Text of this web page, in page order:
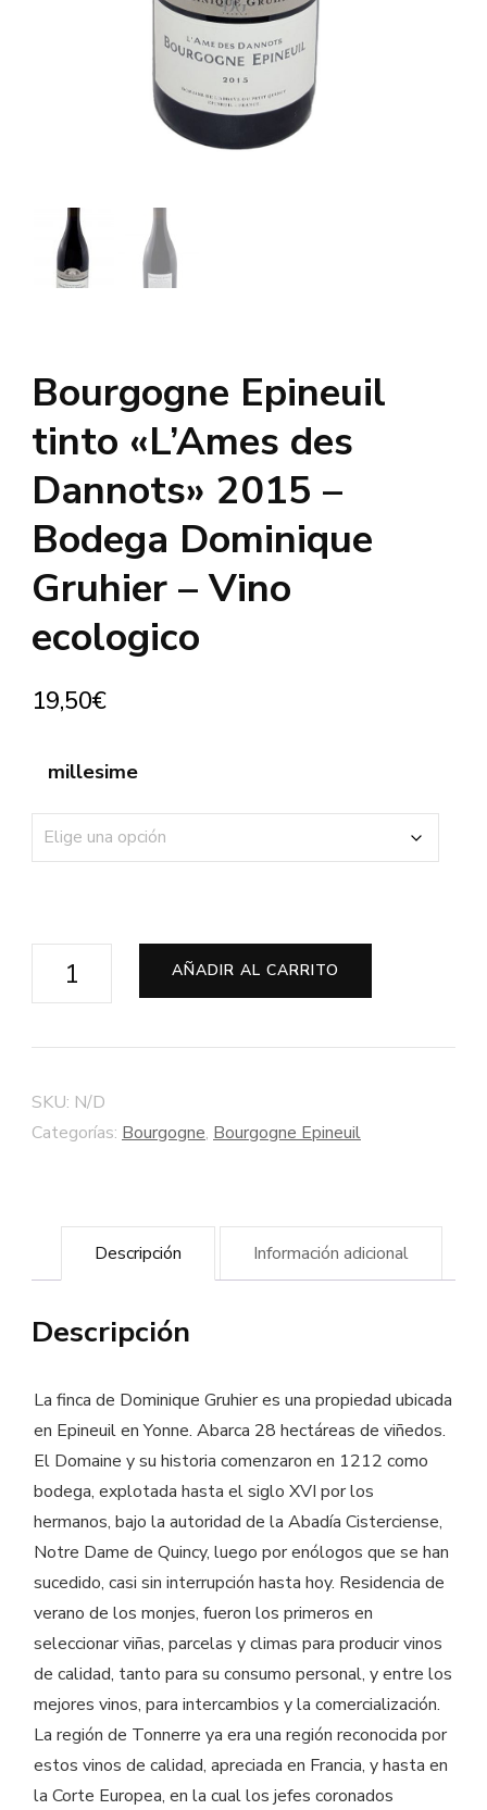
Bourgogne Epineuil
tinto «L’Ames des
Dannots» 2015 –
Bodega Dominique
Gruhier – Vino
ecologico
19,50€
millesime
Bourgogne
des
Dannots"
Bodega
Dominique
-
ecologico
cantidad
AÑADIR AL CARRITO
SKU: N/D
Categorías: Bourgogne, Bourgogne Epineuil
Descripción Información adicional
Descripción
La finca de Dominique Gruhier es una propiedad ubicada
en Epineuil en Yonne. Abarca 28 hectáreas de viñedos.
El Domaine y su historia comenzaron en 1212 como
bodega, explotada hasta el siglo XVI por los
hermanos, bajo la autoridad de la Abadía Cisterciense,
Notre Dame de Quincy, luego por enólogos que se han
sucedido, casi sin interrupción hasta hoy. Residencia de
verano de los monjes, fueron los primeros en
seleccionar viñas, parcelas y climas para producir vinos
de calidad, tanto para su consumo personal, y entre los
mejores vinos, para intercambios y la comercialización.
La región de Tonnerre ya era una región reconocida por
estos vinos de calidad, apreciada en Francia, y hasta en
la Corte Europea, en la cual los jefes coronados